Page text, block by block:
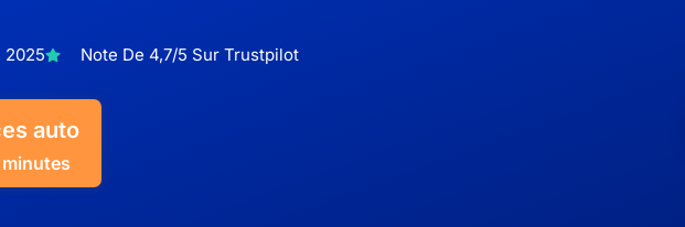
2025 Note De 4,7/5 Sur Trustpilot
auto